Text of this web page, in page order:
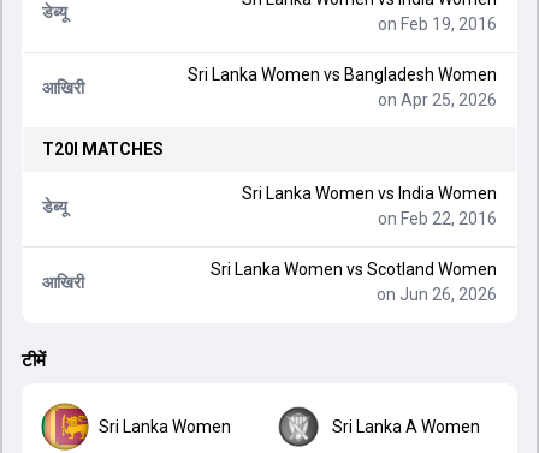
डेब्यू
on Feb 19, 2016
आखिरी
Sri Lanka Women vs Bangladesh Women
on Apr 25, 2026
T20I MATCHES
डेब्यू
Sri Lanka Women vs India Women
on Feb 22, 2016
आखिरी
Sri Lanka Women vs Scotland Women
on Jun 26, 2026
टीमें
Sri Lanka Women Sri Lanka A Women